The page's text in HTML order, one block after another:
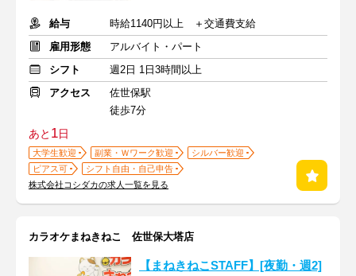
給与
時給1140円以上 ＋交通費支給
雇用形態
アルバイト・パート
シフト
週2日 1日3時間以上
アクセス
佐世保駅
徒歩7分
あと 1日
大学生歓迎 副業・Ｗワーク歓迎
シルバー歓迎
ピアス可
シフト自由・自己申告
株式会社コシダカの求人一覧を見る
カラオケまねきねこ 佐世保大塔店
【まねきねこSTAFF】[夜勤・週2]